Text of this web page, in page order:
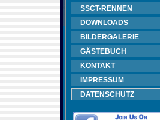
SSCT-RENNEN
DOWNLOADS
BILDERGALERIE
GÄSTEBUCH
KONTAKT
IMPRESSUM
DATENSCHUTZ